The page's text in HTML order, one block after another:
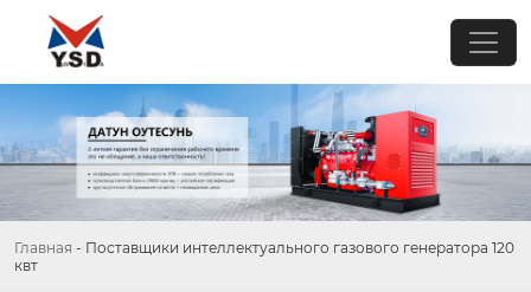
Главная - Поставщики интеллектуального газового генератора 120
квт